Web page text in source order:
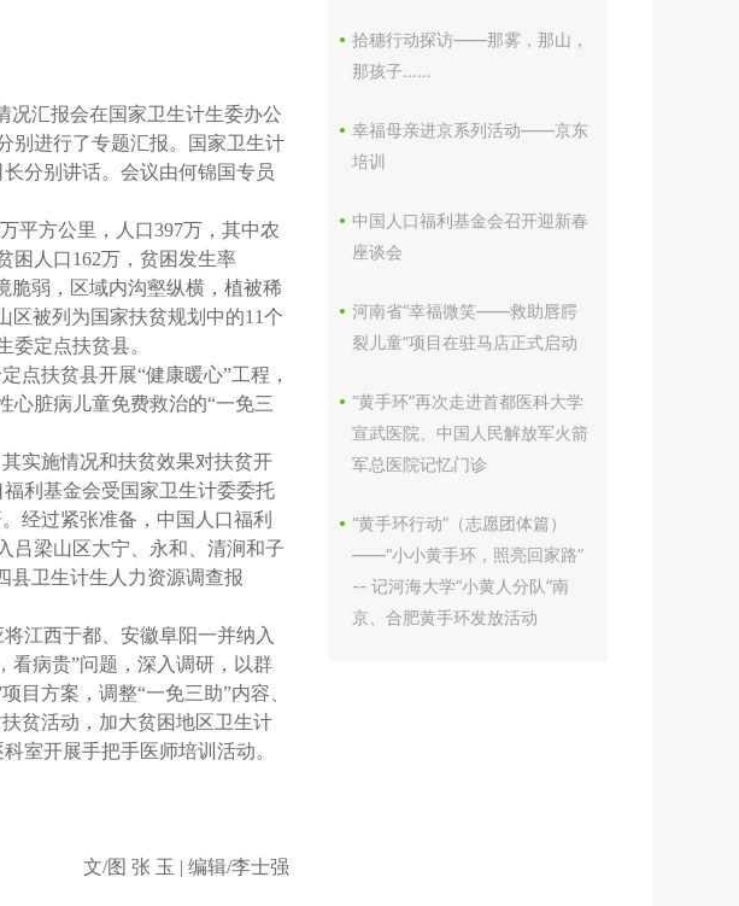
况汇报会在国家卫生计生委办公
别进行了专题汇报。国家卫生计
分别讲话。会议由何锦国专员
平方公里，人口397万，其中农
困人口162万，贫困发生率
脆弱，区域内沟壑纵横，植被稀
区被列为国家扶贫规划中的11个
委定点扶贫县。
点扶贫县开展“健康暖心”工程，
心脏病儿童免费救治的“一免三
实施情况和扶贫效果对扶贫开
利基金会受国家卫生计委委托
经过紧张准备，中国人口福利
吕梁山区大宁、永和、清涧和子
县卫生计生人力资源调查报
江西于都、安徽阜阳一并纳入
看病贵”问题，深入调研，以群
目方案，调整“一免三助”内容、
贫活动，加大贫困地区卫生计
室开展手把手医师培训活动。
文/图 张 玉 | 编辑/李士强
拾穗行动探访——那雾，那山，
那孩子……
幸福母亲进京系列活动——京东
培训
中国人口福利基金会召开迎新春
座谈会
河南省“幸福微笑——救助唇腭
裂儿童”项目在驻马店正式启动
“黄手环”再次走进首都医科大学
宣武医院、中国人民解放军火箭
军总医院记忆门诊
“黄手环行动”（志愿团体篇）
——“小小黄手环，照亮回家路”
-- 记河海大学“小黄人分队”南
京、合肥黄手环发放活动